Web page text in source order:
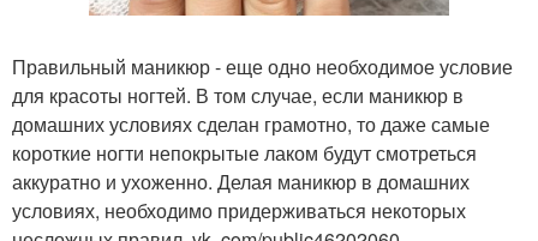
Правильный маникюр - еще одно необходимое условие
для красоты ногтей. В том случае, если маникюр в
домашних условиях сделан грамотно, то даже самые
короткие ногти непокрытые лаком будут смотреться
аккуратно и ухоженно. Делая маникюр в домашних
условиях, необходимо придерживаться некоторых